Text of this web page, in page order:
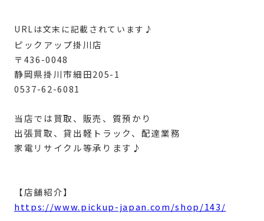
URLは文末に記載されています♪
ピックアップ掛川店
〒436-0048
静岡県掛川市細田205-1
0537-62-6081
当店では買取、販売、質預かり
出張買取、貸出軽トラック、配達業務
家電リサイクル等承ります♪
【店舗紹介】
https://www.pickup-japan.com/shop/143/